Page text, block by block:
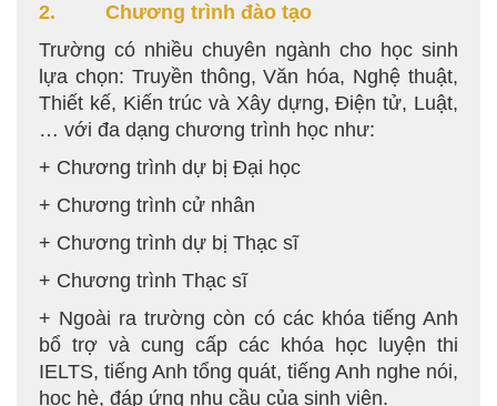
2. Chương trình đào tạo
Trường có nhiều chuyên ngành cho học sinh
lựa chọn: Truyền thông, Văn hóa, Nghệ thuật,
Thiết kế, Kiến trúc và Xây dựng, Điện tử, Luật,
… với đa dạng chương trình học như:
+ Chương trình dự bị Đại học
+ Chương trình cử nhân
+ Chương trình dự bị Thạc sĩ
+ Chương trình Thạc sĩ
+ Ngoài ra trường còn có các khóa tiếng Anh
bổ trợ và cung cấp các khóa học luyện thi
IELTS, tiếng Anh tổng quát, tiếng Anh nghe nói,
học hè, đáp ứng nhu cầu của sinh viên.